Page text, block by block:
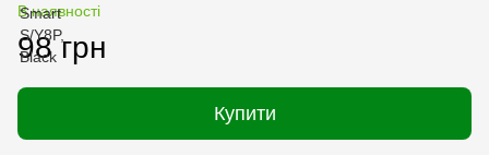
В наявності
98 грн
Купити